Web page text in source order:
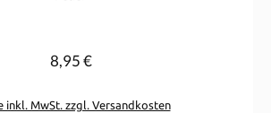
Regulärer Preis:
8,95 €
inkl. MwSt. zzgl. Versandkosten